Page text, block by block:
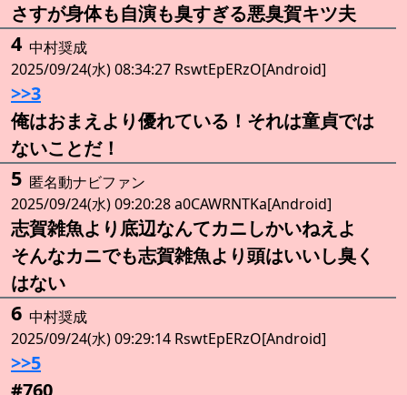
さすが身体も自演も臭すぎる悪臭賀キツ夫
4 中村奨成
2025/09/24(水) 08:34:27 RswtEpERzO[Android]
>>3
俺はおまえより優れている！それは童貞では
ないことだ！
5 匿名動ナビファン
2025/09/24(水) 09:20:28 a0CAWRNTKa[Android]
志賀雑魚より底辺なんてカニしかいねえよ
そんなカニでも志賀雑魚より頭はいいし臭く
はない
6 中村奨成
2025/09/24(水) 09:29:14 RswtEpERzO[Android]
>>5
#760